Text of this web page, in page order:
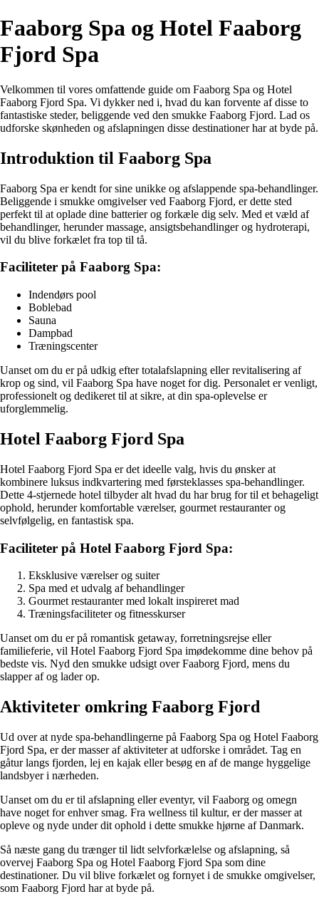
Faaborg Spa og Hotel Faaborg
Fjord Spa
Velkommen til vores omfattende guide om Faaborg Spa og Hotel
Faaborg Fjord Spa. Vi dykker ned i, hvad du kan forvente af disse to
fantastiske steder, beliggende ved den smukke Faaborg Fjord. Lad os
udforske skønheden og afslapningen disse destinationer har at byde på.
Introduktion til Faaborg Spa
Faaborg Spa er kendt for sine unikke og afslappende spa-behandlinger.
Beliggende i smukke omgivelser ved Faaborg Fjord, er dette sted
perfekt til at oplade dine batterier og forkæle dig selv. Med et væld af
behandlinger, herunder massage, ansigtsbehandlinger og hydroterapi,
vil du blive forkælet fra top til tå.
Faciliteter på Faaborg Spa:
Indendørs pool
Boblebad
Sauna
Dampbad
Træningscenter
Uanset om du er på udkig efter totalafslapning eller revitalisering af
krop og sind, vil Faaborg Spa have noget for dig. Personalet er venligt,
professionelt og dedikeret til at sikre, at din spa-oplevelse er
uforglemmelig.
Hotel Faaborg Fjord Spa
Hotel Faaborg Fjord Spa er det ideelle valg, hvis du ønsker at
kombinere luksus indkvartering med førsteklasses spa-behandlinger.
Dette 4-stjernede hotel tilbyder alt hvad du har brug for til et behageligt
ophold, herunder komfortable værelser, gourmet restauranter og
selvfølgelig, en fantastisk spa.
Faciliteter på Hotel Faaborg Fjord Spa:
Eksklusive værelser og suiter
Spa med et udvalg af behandlinger
Gourmet restauranter med lokalt inspireret mad
Træningsfaciliteter og fitnesskurser
Uanset om du er på romantisk getaway, forretningsrejse eller
familieferie, vil Hotel Faaborg Fjord Spa imødekomme dine behov på
bedste vis. Nyd den smukke udsigt over Faaborg Fjord, mens du
slapper af og lader op.
Aktiviteter omkring Faaborg Fjord
Ud over at nyde spa-behandlingerne på Faaborg Spa og Hotel Faaborg
Fjord Spa, er der masser af aktiviteter at udforske i området. Tag en
gåtur langs fjorden, lej en kajak eller besøg en af de mange hyggelige
landsbyer i nærheden.
Uanset om du er til afslapning eller eventyr, vil Faaborg og omegn
have noget for enhver smag. Fra wellness til kultur, er der masser at
opleve og nyde under dit ophold i dette smukke hjørne af Danmark.
Så næste gang du trænger til lidt selvforkælelse og afslapning, så
overvej Faaborg Spa og Hotel Faaborg Fjord Spa som dine
destinationer. Du vil blive forkælet og fornyet i de smukke omgivelser,
som Faaborg Fjord har at byde på.